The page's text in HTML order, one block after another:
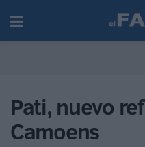
Pati, nuevo
Camoens